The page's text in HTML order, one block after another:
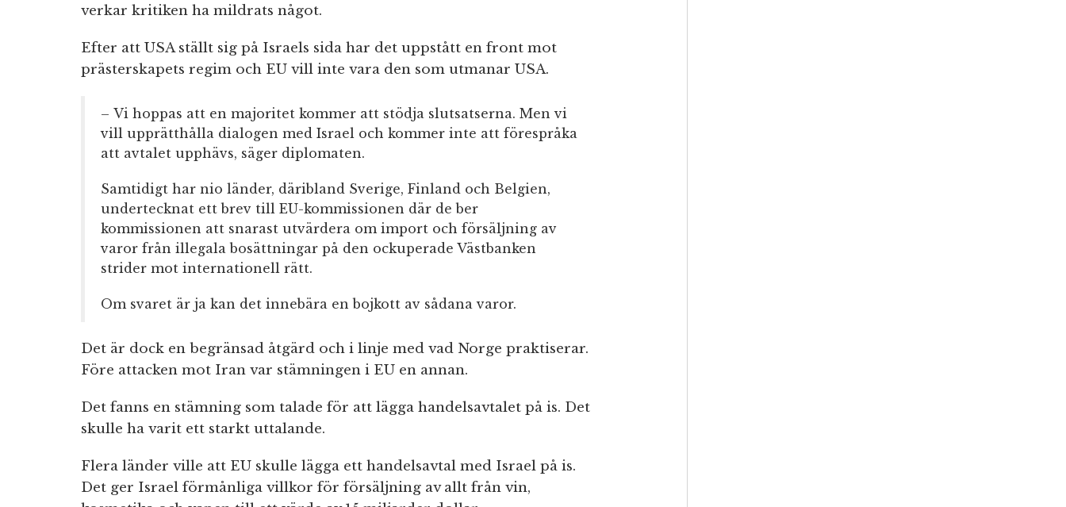
verkar kritiken ha mildrats något.
Efter att USA ställt sig på Israels sida har det uppstått en front mot
prästerskapets regim och EU vill inte vara den som utmanar USA.
– Vi hoppas att en majoritet kommer att stödja slutsatserna. Men vi
vill upprätthålla dialogen med Israel och kommer inte att förespråka
att avtalet upphävs, säger diplomaten.
Samtidigt har nio länder, däribland Sverige, Finland och Belgien,
undertecknat ett brev till EU-kommissionen där de ber
kommissionen att snarast utvärdera om import och försäljning av
varor från illegala bosättningar på den ockuperade Västbanken
strider mot internationell rätt.
Om svaret är ja kan det innebära en bojkott av sådana varor.
Det är dock en begränsad åtgärd och i linje med vad Norge praktiserar.
Före attacken mot Iran var stämningen i EU en annan.
Det fanns en stämning som talade för att lägga handelsavtalet på is. Det
skulle ha varit ett starkt uttalande.
Flera länder ville att EU skulle lägga ett handelsavtal med Israel på is.
Det ger Israel förmånliga villkor för försäljning av allt från vin,